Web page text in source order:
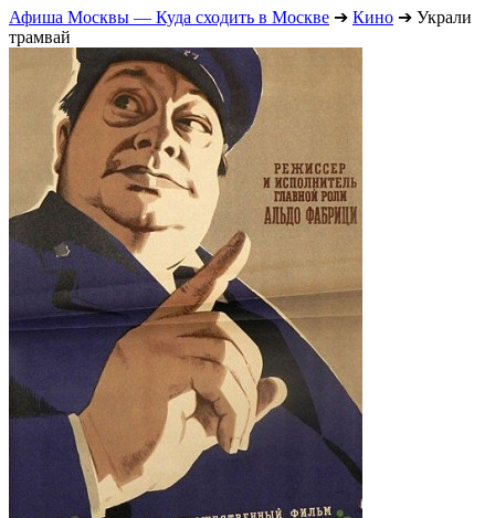
Афиша Москвы — Куда сходить в Москве ➔ Кино ➔ Украли
трамвай